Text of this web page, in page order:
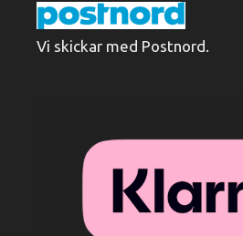
Vi skickar med Postnord.